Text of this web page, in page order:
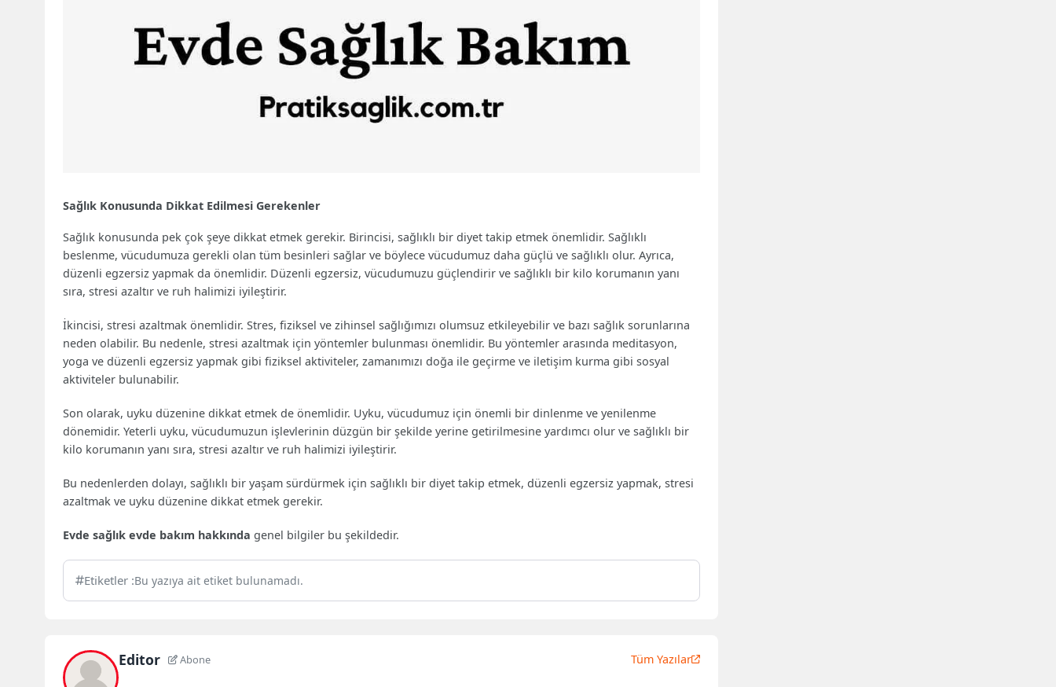
Sağlık Konusunda Dikkat Edilmesi Gerekenler
Sağlık konusunda pek çok şeye dikkat etmek gerekir. Birincisi, sağlıklı bir diyet takip etmek önemlidir. Sağlıklı
beslenme, vücudumuza gerekli olan tüm besinleri sağlar ve böylece vücudumuz daha güçlü ve sağlıklı olur. Ayrıca,
düzenli egzersiz yapmak da önemlidir. Düzenli egzersiz, vücudumuzu güçlendirir ve sağlıklı bir kilo korumanın yanı
sıra, stresi azaltır ve ruh halimizi iyileştirir.
İkincisi, stresi azaltmak önemlidir. Stres, fiziksel ve zihinsel sağlığımızı olumsuz etkileyebilir ve bazı sağlık sorunlarına
neden olabilir. Bu nedenle, stresi azaltmak için yöntemler bulunması önemlidir. Bu yöntemler arasında meditasyon,
yoga ve düzenli egzersiz yapmak gibi fiziksel aktiviteler, zamanımızı doğa ile geçirme ve iletişim kurma gibi sosyal
aktiviteler bulunabilir.
Son olarak, uyku düzenine dikkat etmek de önemlidir. Uyku, vücudumuz için önemli bir dinlenme ve yenilenme
dönemidir. Yeterli uyku, vücudumuzun işlevlerinin düzgün bir şekilde yerine getirilmesine yardımcı olur ve sağlıklı bir
kilo korumanın yanı sıra, stresi azaltır ve ruh halimizi iyileştirir.
Bu nedenlerden dolayı, sağlıklı bir yaşam sürdürmek için sağlıklı bir diyet takip etmek, düzenli egzersiz yapmak, stresi
azaltmak ve uyku düzenine dikkat etmek gerekir.
Evde sağlık evde bakım hakkında genel bilgiler bu şekildedir.
Etiketler :Bu yazıya ait etiket bulunamadı.
Editor Abone Tüm Yazılar